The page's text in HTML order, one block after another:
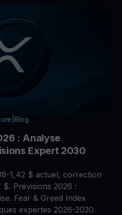
Blog
: Analyse
Expert 2030
1,42 $ actuel, correction
Prévisions 2026 :
Fear & Greed Index
expertes 2026-2030.